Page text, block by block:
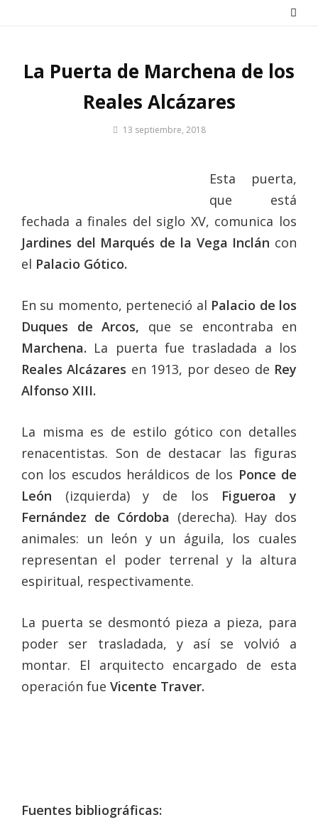
La Puerta de Marchena de los
Reales Alcázares
Por13 septiembre, 2018
Esta puerta,
que está
fechada a finales del siglo XV, comunica los
Jardines del Marqués de la Vega Inclán con
el Palacio Gótico.
En su momento, perteneció al Palacio de los
Duques de Arcos, que se encontraba en
Marchena. La puerta fue trasladada a los
Reales Alcázares en 1913, por deseo de Rey
Alfonso XIII.
La misma es de estilo gótico con detalles
renacentistas. Son de destacar las figuras
con los escudos heráldicos de los Ponce de
León (izquierda) y de los Figueroa y
Fernández de Córdoba (derecha). Hay dos
animales: un león y un águila, los cuales
representan el poder terrenal y la altura
espiritual, respectivamente.
La puerta se desmontó pieza a pieza, para
poder ser trasladada, y así se volvió a
montar. El arquitecto encargado de esta
operación fue Vicente Traver.
Fuentes bibliográficas: